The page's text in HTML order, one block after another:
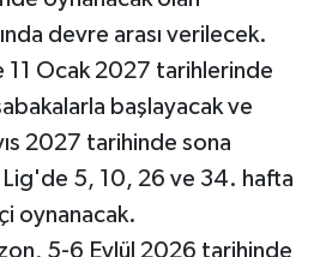
devre arası verilecek.
11 Ocak 2027 tarihlerinde
başlayacak ve
2027 tarihinde sona
5, 10, 26 ve 34. hafta
oynanacak.
5-6 Eylül 2026 tarihinde